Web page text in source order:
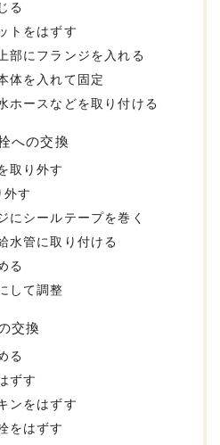
る
トをはずす
部にフランジを入れる
体を入れて固定
ホースなどを取り付ける
への交換
取り外す
す
シールテープを巻く
水管に取り付ける
る
して調整
交換
る
ずす
ンをはずす
をはずす